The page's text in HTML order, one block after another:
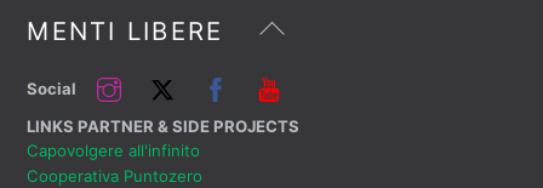
Back
MENTI LIBERE
Social
LINKS PARTNER & SIDE PROJECTS
Capovolgere all'infinito
Cooperativa Puntozero